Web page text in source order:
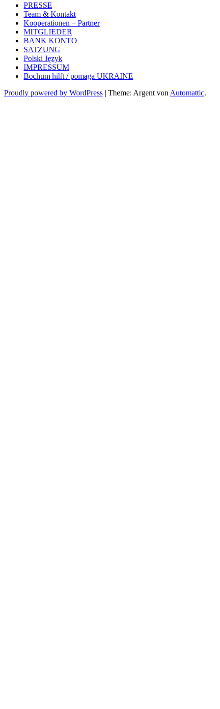
PRESSE
Team & Kontakt
Kooperationen – Partner
MITGLIEDER
BANK KONTO
SATZUNG
Polski Język
IMPRESSUM
Bochum hilft / pomaga UKRAINE
Proudly powered by WordPress | Theme: Argent von Automattic.